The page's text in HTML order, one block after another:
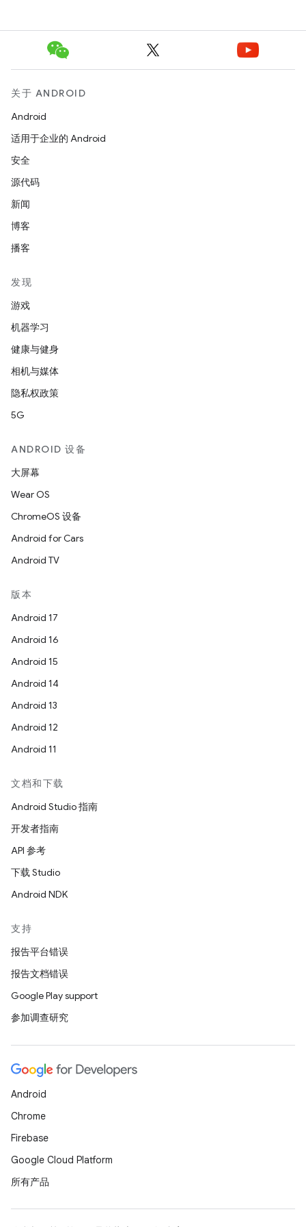
关于 ANDROID
Android
适用于企业的 Android
安全
源代码
新闻
博客
播客
发现
游戏
机器学习
健康与健身
相机与媒体
隐私权政策
5G
ANDROID 设备
大屏幕
Wear OS
ChromeOS 设备
Android for Cars
Android TV
版本
Android 17
Android 16
Android 15
Android 14
Android 13
Android 12
Android 11
文档和下载
Android Studio 指南
开发者指南
API 参考
下载 Studio
Android NDK
支持
报告平台错误
报告文档错误
Google Play support
参加调查研究
Android
Chrome
Firebase
Google Cloud Platform
所有产品